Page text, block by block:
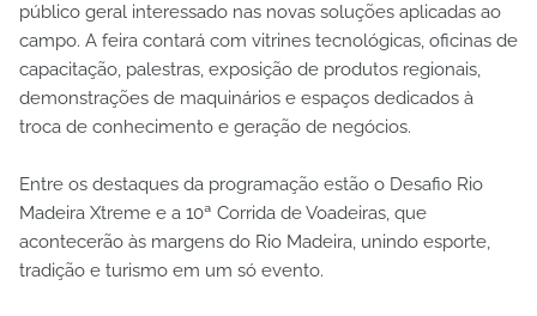
público geral interessado nas novas soluções aplicadas ao
campo. A feira contará com vitrines tecnológicas, oficinas de
capacitação, palestras, exposição de produtos regionais,
demonstrações de maquinários e espaços dedicados à
troca de conhecimento e geração de negócios.
Entre os destaques da programação estão o Desafio Rio
Madeira Xtreme e a 10ª Corrida de Voadeiras, que
acontecerão às margens do Rio Madeira, unindo esporte,
tradição e turismo em um só evento.